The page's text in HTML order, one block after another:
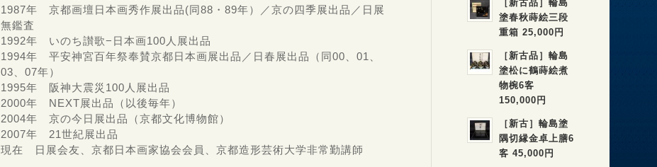
1987年 京都画壇日本画秀作展出品(同88・89年）／京の四季展出品／日展
無鑑査
1992年 いのち讃歌−日本画100人展出品
1994年 平安神宮百年祭奉賛京都日本画展出品／日春展出品（同00、01、
03、07年）
1995年 阪神大震災100人展出品
2000年 NEXT展出品（以後毎年）
2004年 京の今日展出品（京都文化博物館）
2007年 21世紀展出品
現在 日展会友、京都日本画家協会会員、京都造形芸術大学非常勤講師
［新古品］輪島
塗春秋蒔絵三段
重箱 25,000円
［新古品］輪島
塗松に鶴蒔絵煮
物椀6客
150,000円
［新古］輪島塗
隅切縁金卓上膳6
客 45,000円